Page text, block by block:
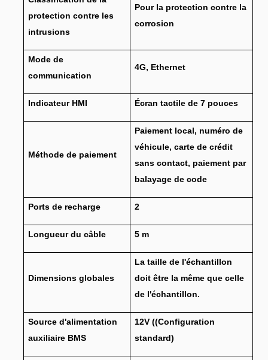
protection contre les
intrusions
Pour la protection contre la
corrosion
Mode de
communication
4G, Ethernet
Indicateur HMI Écran tactile de 7 pouces
Méthode de paiement
Paiement local, numéro de
véhicule, carte de crédit
sans contact, paiement par
balayage de code
Ports de recharge 2
Longueur du câble 5 m
Dimensions globales
La taille de l'échantillon
doit être la même que celle
de l'échantillon.
Source d'alimentation
auxiliaire BMS
12V ((Configuration
standard)